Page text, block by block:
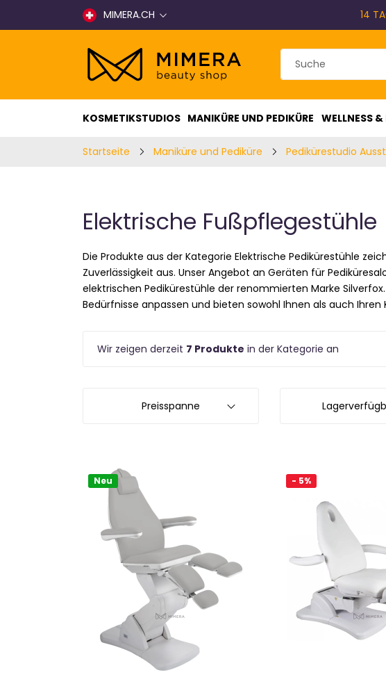
MIMERA.CH 14
KOSMETIKSTUDIOS MANIKÜRE UND PEDIKÜRE WELLNESS
Startseite Maniküre und Pediküre Pedikürestudio
Elektrische Fußpflegestühle
Die Produkte aus der Kategorie Elektrische Pedikürestühle
Zuverlässigkeit aus. Unser Angebot an Geräten für
elektrischen Pedikürestühle der renommierten Marke
Bedürfnisse anpassen und bieten sowohl Ihnen als auch
Wir zeigen derzeit 7 Produkte in der Kategorie an
Preisspanne
Neu - 5%